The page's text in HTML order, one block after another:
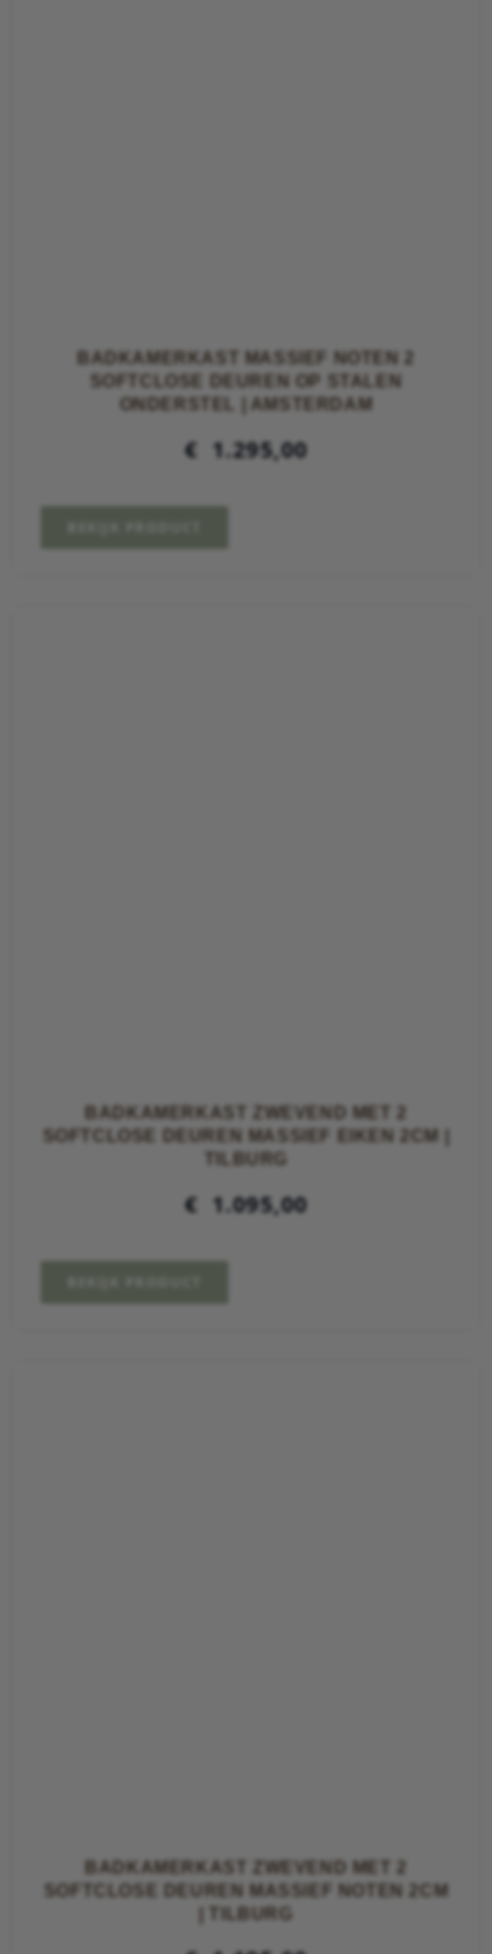
BADKAMERKAST MASSIEF NOTEN 2
SOFTCLOSE DEUREN OP STALEN
ONDERSTEL | AMSTERDAM
€ 1.295,00
BADKAMERKAST ZWEVEND MET 2
SOFTCLOSE DEUREN MASSIEF EIKEN 2CM |
TILBURG
€ 1.095,00
BADKAMERKAST ZWEVEND MET 2
SOFTCLOSE DEUREN MASSIEF NOTEN 2CM
| TILBURG